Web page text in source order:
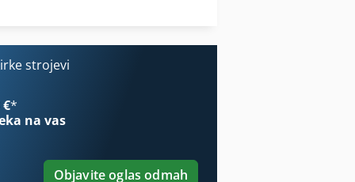
strojevi
€*
na vas
Objavite oglas odmah